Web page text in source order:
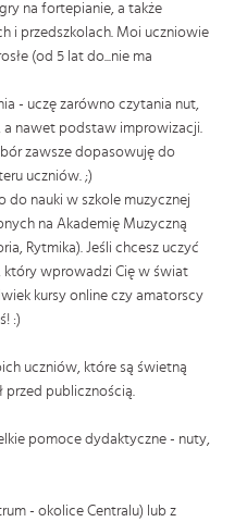
na fortepianie, a także
i przedszkolach. Moi uczniowie
(od 5 lat do...nie ma
- uczę zarówno czytania nut,
nawet podstaw improwizacji.
zawsze dopasowuję do
uczniów. ;)
do nauki w szkole muzycznej
na Akademię Muzyczną
Rytmika). Jeśli chcesz uczyć
który wprowadzi Cię w świat
kursy online czy amatorscy
:)
uczniów, które są świetną
przed publicznością.
pomoce dydaktyczne - nuty,
- okolice Centralu) lub z